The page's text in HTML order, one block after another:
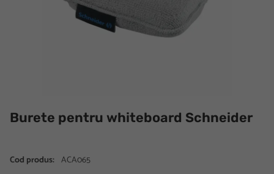
Burete pentru whiteboard Schneider
Cod produs: ACA065